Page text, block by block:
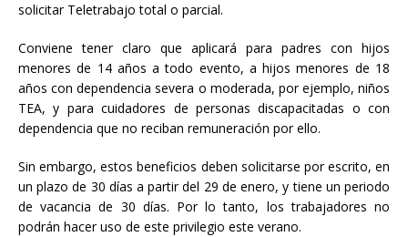
solicitar Teletrabajo total o parcial.
Conviene tener claro que aplicará para padres con hijos
menores de 14 años a todo evento, a hijos menores de 18
años con dependencia severa o moderada, por ejemplo, niños
TEA, y para cuidadores de personas discapacitadas o con
dependencia que no reciban remuneración por ello.
Sin embargo, estos beneficios deben solicitarse por escrito, en
un plazo de 30 días a partir del 29 de enero, y tiene un periodo
de vacancia de 30 días. Por lo tanto, los trabajadores no
podrán hacer uso de este privilegio este verano.